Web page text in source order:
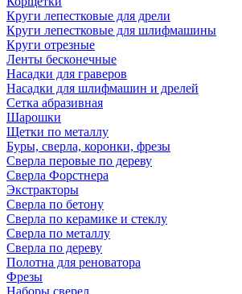
Круги лепестковые для дрели
Круги лепестковые для шлифмашины
Круги отрезные
Ленты бесконечные
Насадки для граверов
Насадки для шлифмашин и дрелей
Сетка абразивная
Шарошки
Щетки по металлу
Буры, сверла, коронки, фрезы
Сверла перовые по дереву
Сверла Форстнера
Экстракторы
Сверла по бетону
Сверла по керамике и стеклу
Сверла по металлу
Сверла по дереву
Полотна для реноватора
Фрезы
Наборы сверел